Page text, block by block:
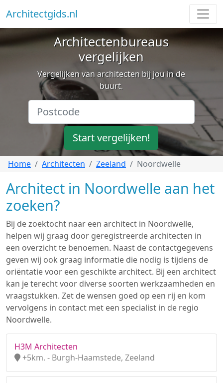
Architectgids.nl
Architectenbureaus
vergelijken
Vergelijken van architecten bij jou in de
buurt.
Start vergelijken!
Home Architecten Zeeland Noordwelle
Architect in Noordwelle aan het
zoeken?
Bij de zoektocht naar een architect in Noordwelle,
helpen wij graag door geregistreerde architecten in
een overzicht te benoemen. Naast de contactgegevens
geven wij ook graag informatie die nodig is tijdens de
oriëntatie voor een geschikte architect. Bij een architect
kan je terecht voor diverse soorten werkzaamheden en
vraagstukken. Zet de wensen goed op een rij en kom
vervolgens in contact met een specialist in de regio
Noordwelle.
H3M Architecten
+5km. - Burgh-Haamstede, Zeeland